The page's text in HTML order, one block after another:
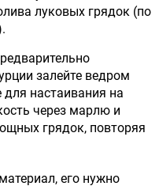
луковых грядок (по
залейте ведром
для настаивания на
через марлю и
грядок, повторяя
его нужно